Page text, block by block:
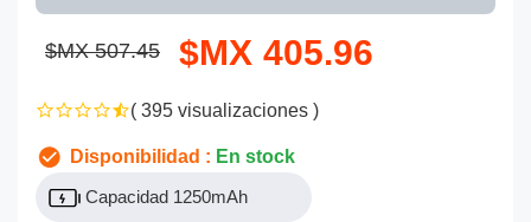
$MX 507.45 $MX 405.96
( 395 visualizaciones )
Disponibilidad : En stock
Capacidad 1250mAh